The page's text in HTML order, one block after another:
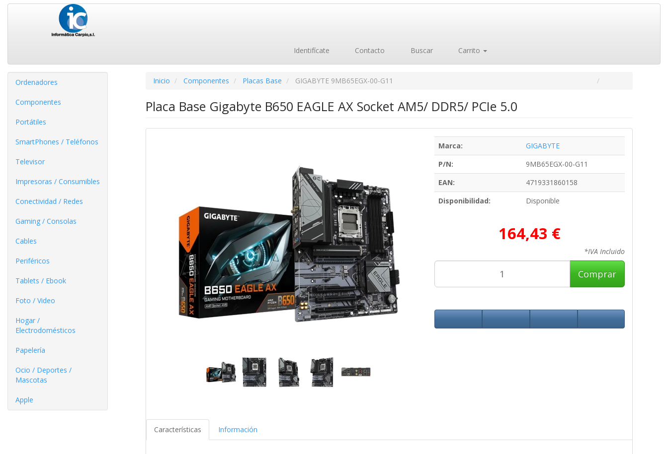
Identifícate Contacto Buscar Carrito
Ordenadores
Componentes
Portátiles
SmartPhones / Teléfonos
Televisor
Impresoras / Consumibles
Conectividad / Redes
Gaming / Consolas
Cables
Periféricos
Tablets / Ebook
Foto / Video
Hogar /
Electrodomésticos
Papelería
Ocio / Deportes /
Mascotas
Apple
Inicio Componentes Placas Base GIGABYTE 9MB65EGX-00-G11
Placa Base Gigabyte B650 EAGLE AX Socket AM5/ DDR5/ PCIe 5.0
Marca:
GIGABYTE
P/N:
9MB65EGX-00-G11
EAN:
4719331860158
Disponibilidad:
Disponible
164,43 €
*IVA Incluido
Comprar
Características Información